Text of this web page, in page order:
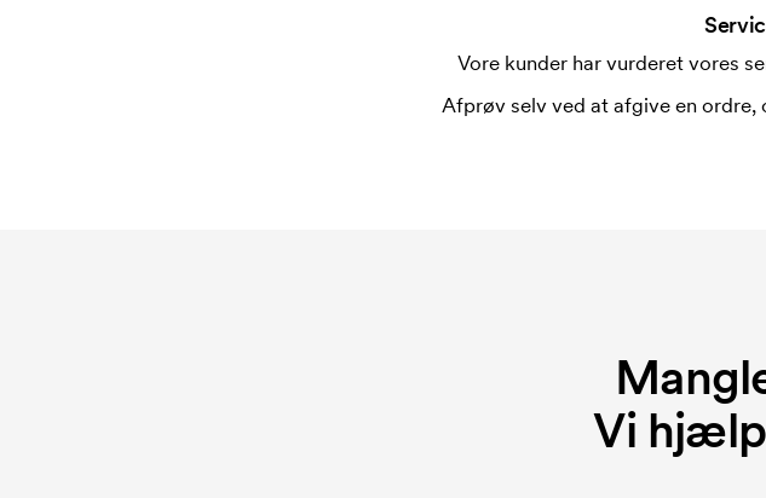
Vore kunder har vurderet vores
Afprøv selv ved at afgive en ordre,
Vi